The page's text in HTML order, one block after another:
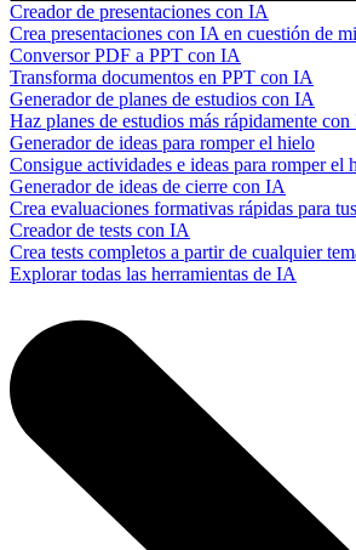
Creador de presentaciones con IA
Crea presentaciones con IA en cuestión de
Conversor PDF a PPT con IA
Transforma documentos en PPT con IA
Generador de planes de estudios con IA
Haz planes de estudios más rápidamente con
Generador de ideas para romper el hielo
Consigue actividades e ideas para romper el
Generador de ideas de cierre con IA
Crea evaluaciones formativas rápidas para
Creador de tests con IA
Crea tests completos a partir de cualquier
Explorar todas las herramientas de IA